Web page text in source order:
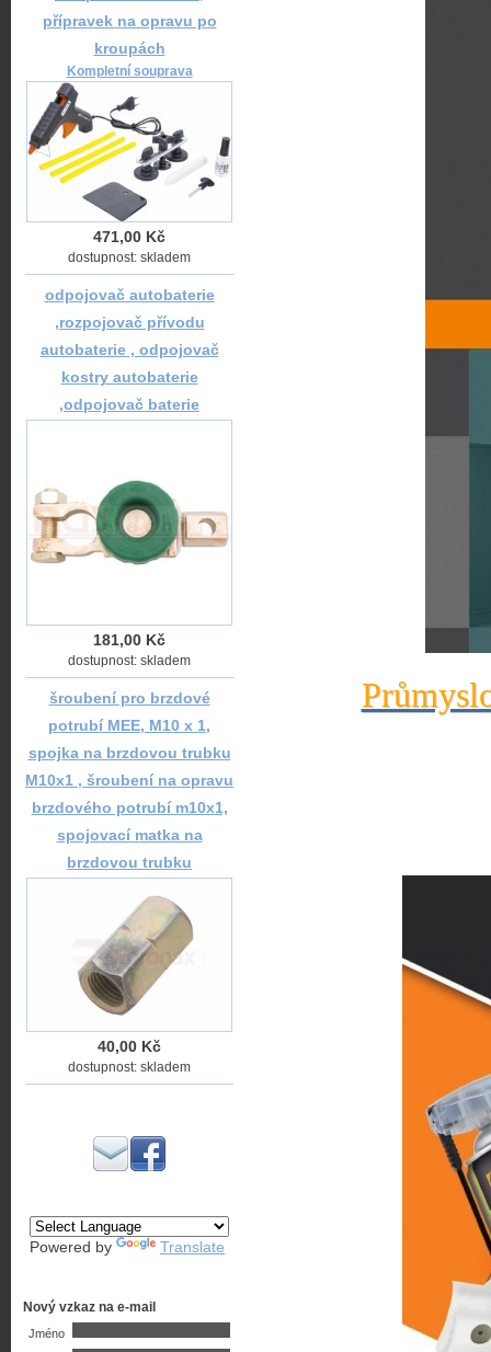
přípravek na opravu po
kroupách
Kompletní souprava
471,00 Kč
dostupnost: skladem
odpojovač autobaterie
,rozpojovač přívodu
autobaterie , odpojovač
kostry autobaterie
,odpojovač baterie
181,00 Kč
dostupnost: skladem
šroubení pro brzdové
potrubí MEE, M10 x 1,
spojka na brzdovou trubku
M10x1 , šroubení na opravu
brzdového potrubí m10x1,
spojovací matka na
brzdovou trubku
40,00 Kč
dostupnost: skladem
Powered by Translate
Nový vzkaz na e-mail
Jméno